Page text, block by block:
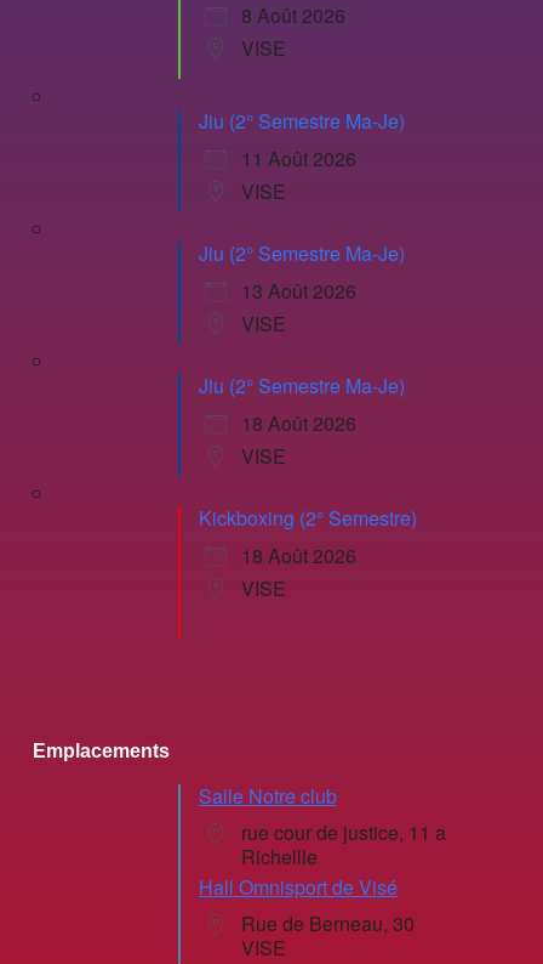
8 Août 2026
VISE
Jiu (2° Semestre Ma-Je)
11 Août 2026
VISE
Jiu (2° Semestre Ma-Je)
13 Août 2026
VISE
Jiu (2° Semestre Ma-Je)
18 Août 2026
VISE
Kickboxing (2° Semestre)
18 Août 2026
VISE
Emplacements
Salle Notre club
rue cour de justice, 11 a
Richellle
Hall Omnisport de Visé
Rue de Berneau, 30
VISE